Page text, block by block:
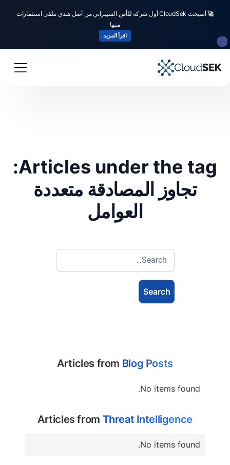
🚀
أصبحت CloudSek أول شركة للأمن السيبراني من أصل هندي تتلقى استثمارات
منها
اقرأ المزيد
Articles under the tag:
تجاوز المصادقة متعددة
العوامل
Articles from Blog Posts
No items found.
Articles from Threat Intelligence
No items found.